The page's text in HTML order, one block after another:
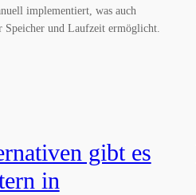
implementiert, was auch
und Laufzeit ermöglicht.
gibt es
in